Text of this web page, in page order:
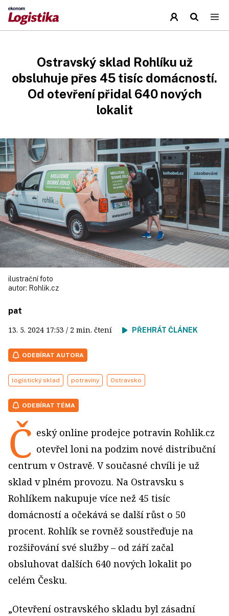
Ostravský sklad Rohlíku už
obsluhuje přes 45 tisíc domácností.
Od otevření přidal 640 nových
lokalit
ilustrační foto
autor: Rohlik.cz
pat
13. 5. 2024 17:53 / 2 min. čtení PŘEHRÁT ČLÁNEK
ODEBÍRAT AUTORA
logistický sklad potraviny Ostravsko
ODEBÍRAT TÉMA
Č eský online prodejce potravin Rohlik.cz
otevřel loni na podzim nové distribuční
centrum v Ostravě. V současné chvíli je už
sklad v plném provozu. Na Ostravsku s
Rohlíkem nakupuje více než 45 tisíc
domácností a očekává se další růst o 50
procent. Rohlík se rovněž soustřeďuje na
rozšiřování své služby – od září začal
obsluhovat dalších 640 nových lokalit po
celém Česku.
„Otevření ostravského skladu byl zásadní